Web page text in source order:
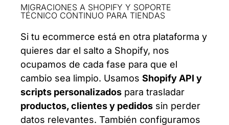
MIGRACIONES A SHOPIFY Y SOPORTE
TÉCNICO CONTINUO PARA TIENDAS
Si tu ecommerce está en otra plataforma y
quieres dar el salto a Shopify, nos
ocupamos de cada fase para que el
cambio sea limpio. Usamos Shopify API y
scripts personalizados para trasladar
productos, clientes y pedidos sin perder
datos relevantes. También configuramos